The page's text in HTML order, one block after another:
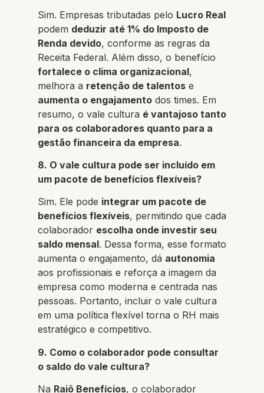
Sim. Empresas tributadas pelo Lucro Real
podem deduzir até 1% do Imposto de
Renda devido, conforme as regras da
Receita Federal. Além disso, o benefício
fortalece o clima organizacional,
melhora a retenção de talentos e
aumenta o engajamento dos times. Em
resumo, o vale cultura é vantajoso tanto
para os colaboradores quanto para a
gestão financeira da empresa.
8. O vale cultura pode ser incluído em
um pacote de benefícios flexíveis?
Sim. Ele pode integrar um pacote de
benefícios flexíveis, permitindo que cada
colaborador escolha onde investir seu
saldo mensal. Dessa forma, esse formato
aumenta o engajamento, dá autonomia
aos profissionais e reforça a imagem da
empresa como moderna e centrada nas
pessoas. Portanto, incluir o vale cultura
em uma política flexível torna o RH mais
estratégico e competitivo.
9. Como o colaborador pode consultar
o saldo do vale cultura?
Na Raiô Benefícios, o colaborador